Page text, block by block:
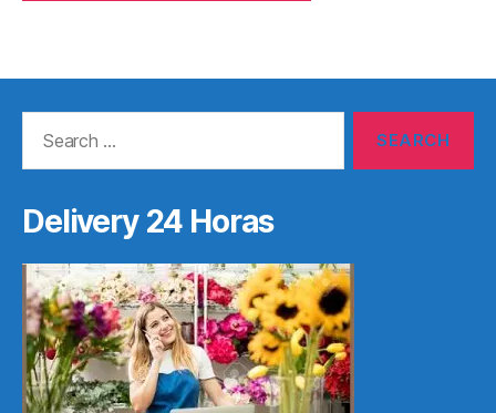
Delivery 24 Horas